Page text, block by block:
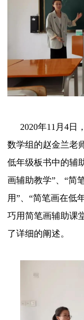
2020年11月4日
数学组的赵金兰老
低年级板书中的辅
画辅助教学”、“简
用”、“简笔画在低
巧用简笔画辅助课
了详细的阐述。